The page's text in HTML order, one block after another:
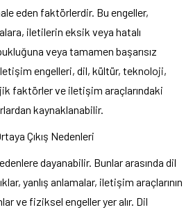
eden faktörlerdir. Bu engeller,
iletilerin eksik veya hatalı
veya tamamen başarısız
engelleri, dil, kültür, teknoloji,
faktörler ve iletişim araçlarındaki
kaynaklanabilir.
Çıkış Nedenleri
dayanabilir. Bunlar arasında dil
yanlış anlamalar, iletişim araçlarının
ve fiziksel engeller yer alır. Dil